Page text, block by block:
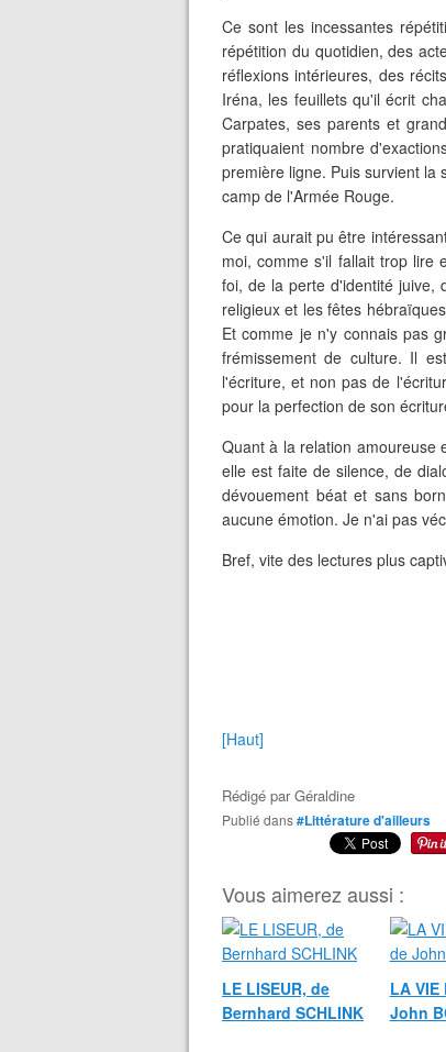
Ce sont les incessantes
répétition du quotidien, des
réflexions intérieures, des
Iréna, les feuillets qu'il écrit
Carpates, ses parents et
pratiquaient nombre
première ligne. Puis survient la
camp de l'Armée Rouge.
Ce qui aurait pu être
moi, comme s'il fallait trop lire
foi, de la perte d'identité juive,
religieux et les fêtes
Et comme je n'y connais pas
frémissement de culture. Il
l'écriture, et non pas de
pour la perfection de son
Quant à la relation amoureuse
elle est faite de silence, de
dévouement béat et sans
aucune émotion. Je n'ai pas
Bref, vite des lectures plus
[Haut]
Rédigé parGéraldine
Publié dans#Littérature d'ailleurs
Vous aimerez aussi :
LE LISEUR, de
Bernhard SCHLINK
LA VIE
John